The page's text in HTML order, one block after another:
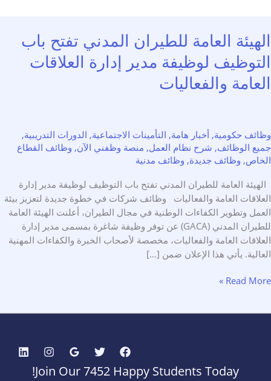
العامة للطيران المدني تفتح باب
لوظيفة مدير إدارة العلاقات
والفعاليات
حكومية,أخبار هامة,التأمينات الاجتماعية,الدورات التدريبية,
الوظائف,شرح نظام العمل,منصة وظفني الآن,وظائف القطاع
,وظائف جديدة,وظائف مدنية
العامة للطيران المدني تفتح باب التوظيف لوظيفة مدير إدارة
العامة والفعاليات وظائف شركات في خطوة جديدة لتعزيز بيئة
وتطوير الكفاءات الوطنية في مجال الطيران، أعلنت الهيئة العامة
للطيران المدني (GACA) عن توفر وظيفة شاغرة بمسمى مدير إدارة
العامة والفعاليات، مخصصة لأصحاب الخبرة والكفاءات المهنية
يأتي هذا الإعلان ضمن […]
Read
Join Our 7452 Happy Students​ Today!